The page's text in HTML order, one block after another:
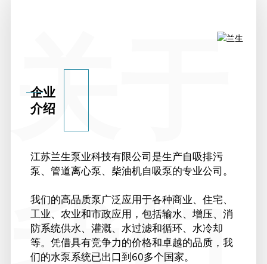
企业
介绍
江苏兰生泵业科技有限公司是生产自吸排污
泵、管道离心泵、柴油机自吸泵的专业公司。
我们的高品质泵广泛应用于各种商业、住宅、
工业、农业和市政应用，包括输水、增压、消
防系统供水、灌溉、水过滤和循环、水冷却
等。凭借具有竞争力的价格和卓越的品质，我
们的水泵系统已出口到60多个国家。
关于